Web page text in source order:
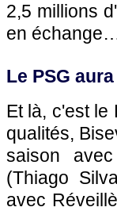
2,5 millions
en
Le PSG
Et là, c'est le
qualités,
saison
(Thiago
avec